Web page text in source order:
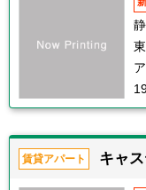
賃貸アパート キャ